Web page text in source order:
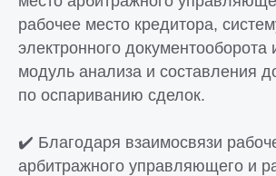
рабочее место кредитора,
электронного
модуль анализа и составления
по оспариванию сделок.
✔️ Благодаря взаимосвязи
арбитражного управляющего и